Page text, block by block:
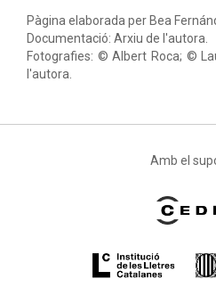
Pàgina elaborada per Bea
Documentació: Arxiu de l'autora.
Fotografies: © Albert Roca; ©
l'autora.
Amb el